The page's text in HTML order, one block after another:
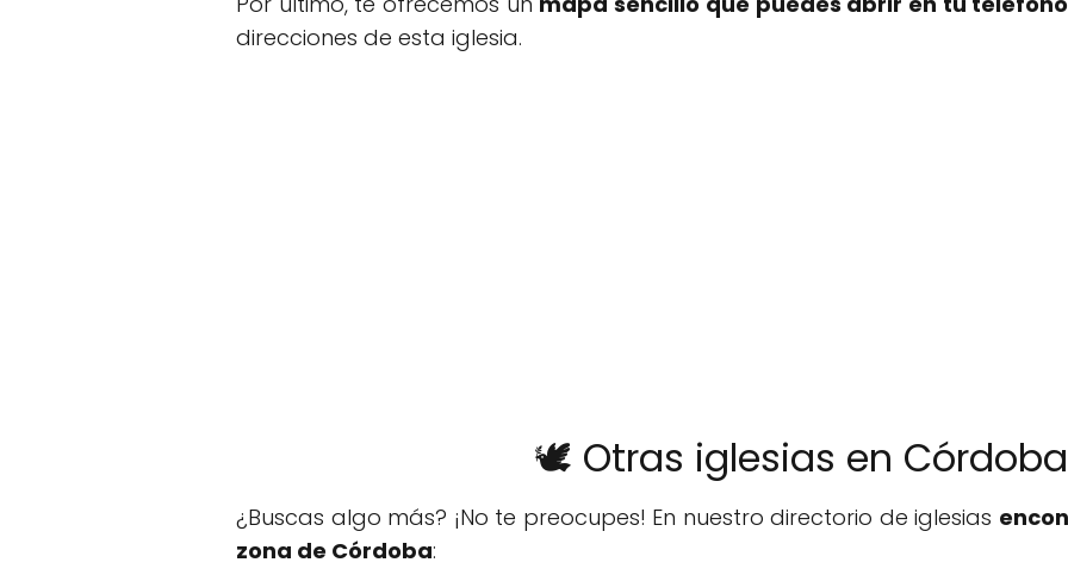
direcciones de esta iglesia.
🕊️ Otras iglesias en Córdoba
¿Buscas algo más? ¡No te preocupes! En nuestro directorio de iglesias
zona de Córdoba: